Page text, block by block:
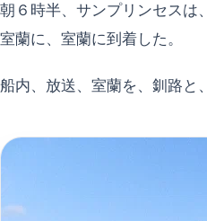
朝６時半、サンプリンセスは
室蘭に、室蘭に到着した。
船内、放送、室蘭を、釧路と